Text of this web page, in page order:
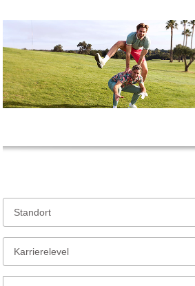
Standort
Karrierelevel